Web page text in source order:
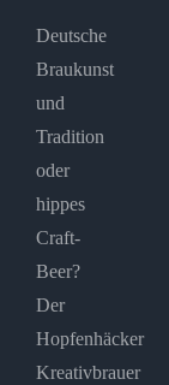
Deutsche
Braukunst
und
Tradition
oder
hippes
Craft-
Beer?
Der
Hopfenhäcker
Kreativbrauer